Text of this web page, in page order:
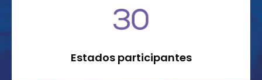
Estados participantes